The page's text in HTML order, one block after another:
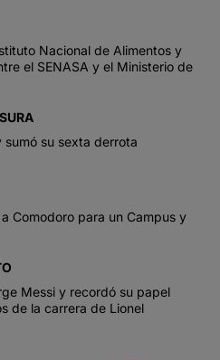
Nacional de Alimentos y
el SENASA y el Ministerio de
su sexta derrota
Comodoro para un Campus y
Messi y recordó su papel
de la carrera de Lionel